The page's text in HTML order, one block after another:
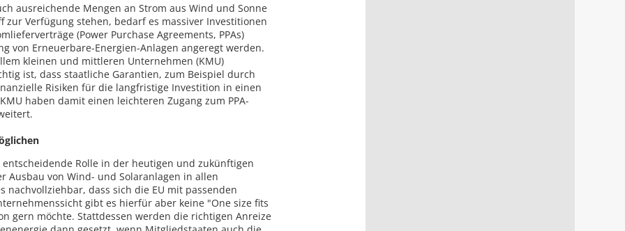
ausreichende Mengen an Strom aus Wind und Sonne
zur Verfügung stehen, bedarf es massiver Investitionen
(Power Purchase Agreements, PPAs)
von Erneuerbare-Energien-Anlagen angeregt werden.
kleinen und mittleren Unternehmen (KMU)
ist, dass staatliche Garantien, zum Beispiel durch
Risiken für die langfristige Investition in einen
haben damit einen leichteren Zugang zum PPA-
entscheidende Rolle in der heutigen und zukünftigen
Ausbau von Wind- und Solaranlagen in allen
nachvollziehbar, dass sich die EU mit passenden
gibt es hierfür aber keine "One size fits
gern möchte. Stattdessen werden die richtigen Anreize